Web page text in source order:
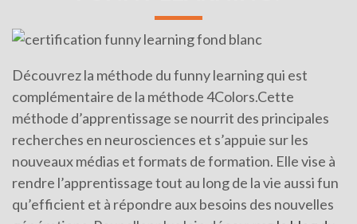
Découvrez la méthode du funny learning qui est
complémentaire de la méthode 4Colors.Cette
méthode d’apprentissage se nourrit des principales
recherches en neurosciences et s’appuie sur les
nouveaux médias et formats de formation. Elle vise à
rendre l’apprentissage tout au long de la vie aussi fun
qu’efficient et à répondre aux besoins des nouvelles